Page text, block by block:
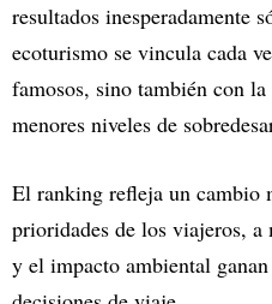
resultados inesperadamente
ecoturismo se vincula cada
famosos, sino también con
menores niveles de
El ranking refleja un cambio
prioridades de los viajeros,
y el impacto ambiental